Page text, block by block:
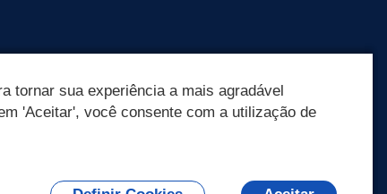
tornar sua experiência a mais agradável
'Aceitar', você consente com a utilização de